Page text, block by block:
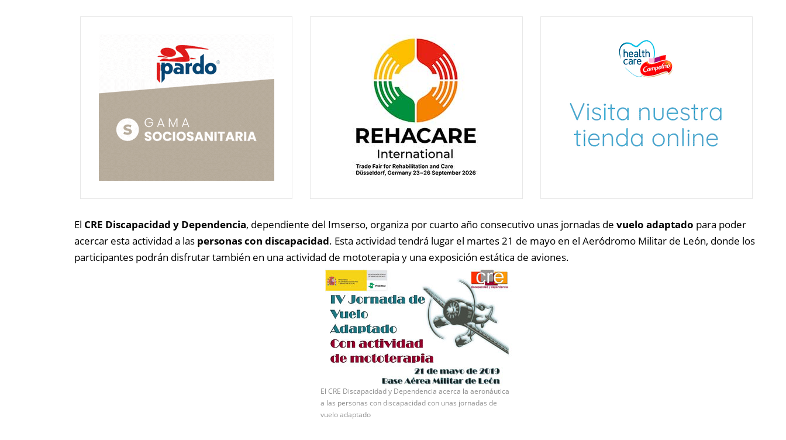
El CRE Discapacidad y Dependencia, dependiente del Imserso, organiza por cuarto año consecutivo unas jornadas de vuelo adaptado para poder
acercar esta actividad a las personas con discapacidad. Esta actividad tendrá lugar el martes 21 de mayo en el Aeródromo Militar de León, donde los
participantes podrán disfrutar también en una actividad de mototerapia y una exposición estática de aviones.
El CRE Discapacidad y Dependencia acerca la aeronáutica
a las personas con discapacidad con unas jornadas de
vuelo adaptado